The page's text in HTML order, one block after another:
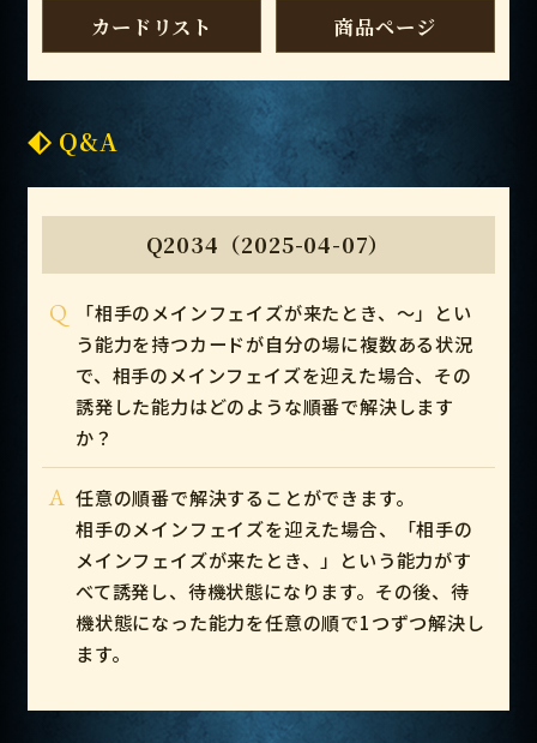
カードリスト 商品ページ
Q&A
Q2034（2025-04-07）
Q
「相手のメインフェイズが来たとき、～」とい
う能力を持つカードが自分の場に複数ある状況
で、相手のメインフェイズを迎えた場合、その
誘発した能力はどのような順番で解決します
か？
A 任意の順番で解決することができます。
相手のメインフェイズを迎えた場合、「相手の
メインフェイズが来たとき、」という能力がす
べて誘発し、待機状態になります。その後、待
機状態になった能力を任意の順で1つずつ解決し
ます。